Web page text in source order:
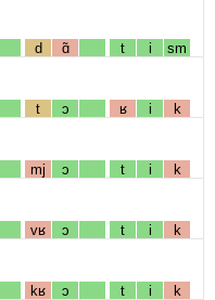
d ɑ̃ t i sm
t ɔ ʁ i k
mj ɔ t i k
vʁ ɔ t i k
kʁ ɔ t i k